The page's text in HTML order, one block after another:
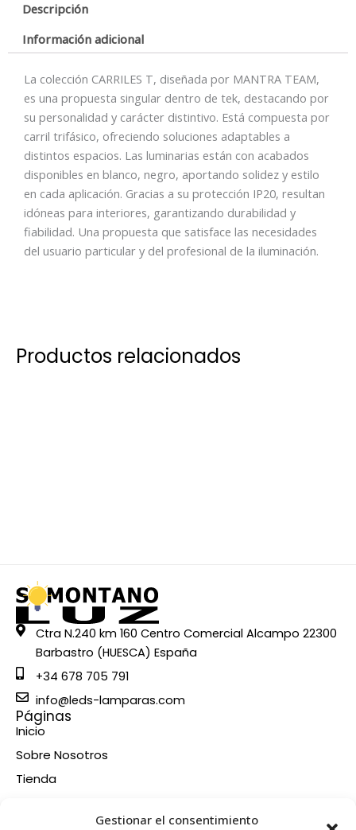
Gestionar el consentimiento
Descripción
Información adicional
La colección CARRILES T, diseñada por MANTRA TEAM,
es una propuesta singular dentro de tek, destacando por
su personalidad y carácter distintivo. Está compuesta por
carril trifásico, ofreciendo soluciones adaptables a
distintos espacios. Las luminarias están con acabados
disponibles en blanco, negro, aportando solidez y estilo
en cada aplicación. Gracias a su protección IP20, resultan
idóneas para interiores, garantizando durabilidad y
fiabilidad. Una propuesta que satisface las necesidades
del usuario particular y del profesional de la iluminación.
Productos relacionados
Ctra N.240 km 160 Centro Comercial Alcampo 22300
Barbastro (HUESCA) España
+34 678 705 791
info@leds-lamparas.com
Páginas
Inicio
Sobre Nosotros
Tienda
Información